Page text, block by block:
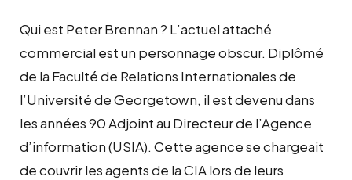
Qui est Peter Brennan ? L’actuel attaché
commercial est un personnage obscur. Diplômé
de la Faculté de Relations Internationales de
l’Université de Georgetown, il est devenu dans
les années 90 Adjoint au Directeur de l’Agence
d’information (USIA). Cette agence se chargeait
de couvrir les agents de la CIA lors de leurs